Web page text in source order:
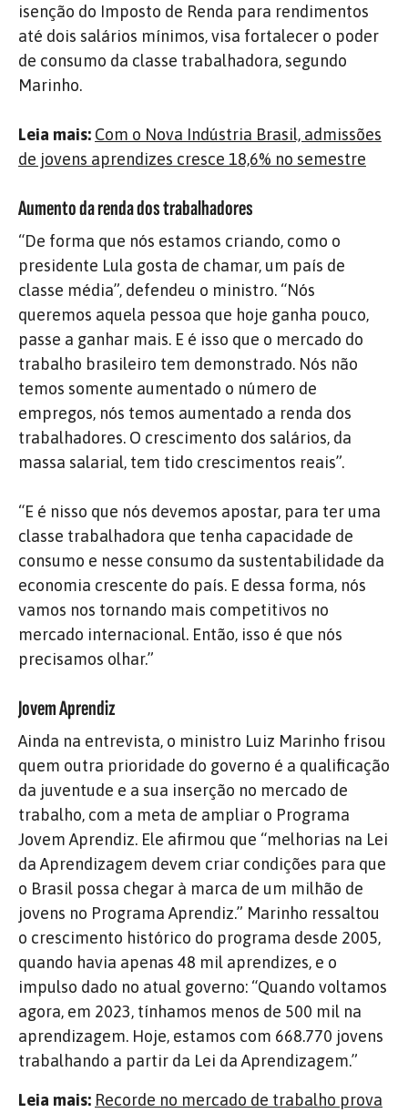
isenção do Imposto de Renda para rendimentos
até dois salários mínimos, visa fortalecer o poder
de consumo da classe trabalhadora, segundo
Marinho.
Leia mais: Com o Nova Indústria Brasil, admissões
de jovens aprendizes cresce 18,6% no semestre
Aumento da renda dos trabalhadores
“De forma que nós estamos criando, como o
presidente Lula gosta de chamar, um país de
classe média”, defendeu o ministro. “Nós
queremos aquela pessoa que hoje ganha pouco,
passe a ganhar mais. E é isso que o mercado do
trabalho brasileiro tem demonstrado. Nós não
temos somente aumentado o número de
empregos, nós temos aumentado a renda dos
trabalhadores. O crescimento dos salários, da
massa salarial, tem tido crescimentos reais”.
“E é nisso que nós devemos apostar, para ter uma
classe trabalhadora que tenha capacidade de
consumo e nesse consumo da sustentabilidade da
economia crescente do país. E dessa forma, nós
vamos nos tornando mais competitivos no
mercado internacional. Então, isso é que nós
precisamos olhar.”
Jovem Aprendiz
Ainda na entrevista, o ministro Luiz Marinho frisou
quem outra prioridade do governo é a qualificação
da juventude e a sua inserção no mercado de
trabalho, com a meta de ampliar o Programa
Jovem Aprendiz. Ele afirmou que “melhorias na Lei
da Aprendizagem devem criar condições para que
o Brasil possa chegar à marca de um milhão de
jovens no Programa Aprendiz.” Marinho ressaltou
o crescimento histórico do programa desde 2005,
quando havia apenas 48 mil aprendizes, e o
impulso dado no atual governo: “Quando voltamos
agora, em 2023, tínhamos menos de 500 mil na
aprendizagem. Hoje, estamos com 668.770 jovens
trabalhando a partir da Lei da Aprendizagem.”
Leia mais: Recorde no mercado de trabalho prova